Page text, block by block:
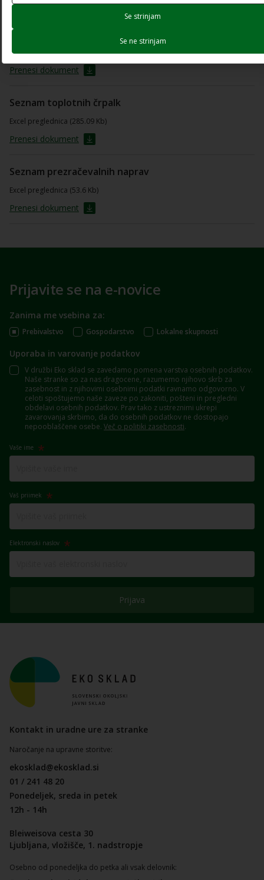
Odpri dokument
Prenesi dokument
Seznam toplotnih črpalk
Excel preglednica (285.09 Kb)
Prenesi dokument
Seznam prezračevalnih naprav
Excel preglednica (53.6 Kb)
Prenesi dokument
Prijavite se na e-novice
Zanima me vsebina za:
Prebivalstvo Gospodarstvo Lokalne skupnosti
Uporaba in varovanje podatkov
V družbi Eko sklad se zavedamo pomena varstva osebnih podatkov.
Naše stranke so za nas dragocene, razumemo njihovo skrb za
zasebnost in z njihovimi osebnimi podatki ravnamo odgovorno. V
celoti spoštujemo naše zaveze po zakoniti, pošteni in pregledni
obdelavi osebnih podatkov. Prav tako z ustreznimi ukrepi
zavarovanja skrbimo, da do osebnih podatkov ne dostopajo
nepooblaščene osebe. Več o politiki zasebnosti.
Vaše ime
Vaš priimek
Elektronski naslov
Prijava
Kontakt in uradne ure za stranke
Naročanje na upravne storitve:
ekosklad@ekosklad.si
01 / 241 48 20
Ponedeljek, sreda in petek
12h - 14h
Bleiweisova cesta 30
Ljubljana, vložišče, 1. nadstropje
Osebno od ponedeljka do petka ali vsak delovnik:
Se strinjam
Se ne strinjam